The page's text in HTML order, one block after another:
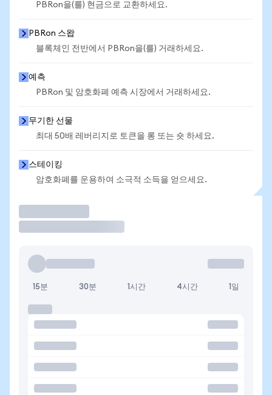
PBRon을(를) 현금으로 교환하세요.
PBRon 스왑
블록체인 전반에서 PBRon을(를) 거래하세요.
예측
PBRon 및 암호화폐 예측 시장에서 거래하세요.
무기한 선물
최대 50배 레버리지로 토큰을 롱 또는 숏 하세요.
스테이킹
암호화폐를 운용하여 소극적 소득을 얻으세요.
15분 30분 1시간 4시간 1일